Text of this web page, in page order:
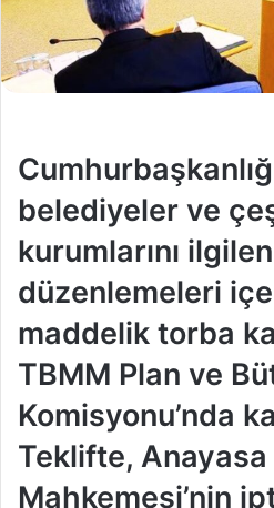
belediyeler ve
kurumlarını
düzenlemeleri
maddelik torba
TBMM Plan ve
Komisyonu’nda
Teklifte, Anayasa
Mahkemesi’nin